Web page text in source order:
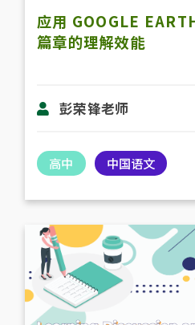
应用 GOOGLE
篇章的理解效能
彭荣锋老师
高中 中国语文